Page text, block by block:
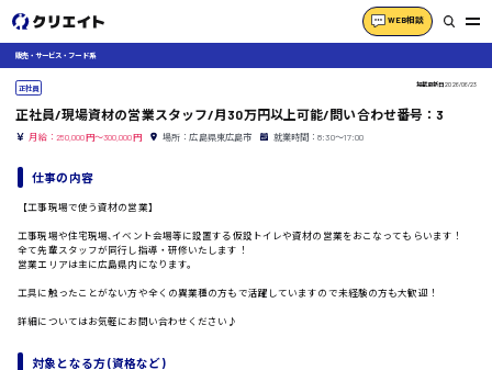
WEB相談
販売・サービス・フード系
正社員 掲載更新日2026/06/23
正社員/現場資材の営業スタッフ/月30万円以上可能/問い合わせ番号：3
月給：250,000円～300,000円 場所：広島県東広島市 就業時間：8:30〜17:00
仕事の内容
【工事現場で使う資材の営業】
工事現場や住宅現場､イベント会場等に設置する仮設トイレや資材の営業をおこなってもらいます！
全て先輩スタッフが同行し指導・研修いたします！
営業エリアは主に広島県内になります。
工具に触ったことがない方や全くの異業種の方もで活躍していますので未経験の方も大歓迎！
詳細についてはお気軽にお問い合わせください♪
対象となる方 (資格など)